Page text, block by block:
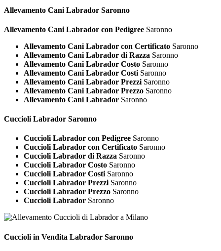
Allevamento Cani Labrador Saronno
Allevamento Cani Labrador con Pedigree Saronno
Allevamento Cani Labrador con Certificato Saronno
Allevamento Cani Labrador di Razza Saronno
Allevamento Cani Labrador Costo Saronno
Allevamento Cani Labrador Costi Saronno
Allevamento Cani Labrador Prezzi Saronno
Allevamento Cani Labrador Prezzo Saronno
Allevamento Cani Labrador Saronno
Cuccioli Labrador Saronno
Cuccioli Labrador con Pedigree Saronno
Cuccioli Labrador con Certificato Saronno
Cuccioli Labrador di Razza Saronno
Cuccioli Labrador Costo Saronno
Cuccioli Labrador CostiSaronno
Cuccioli Labrador PrezziSaronno
Cuccioli Labrador Prezzo Saronno
Cuccioli Labrador Saronno
Cuccioli in Vendita Labrador Saronno